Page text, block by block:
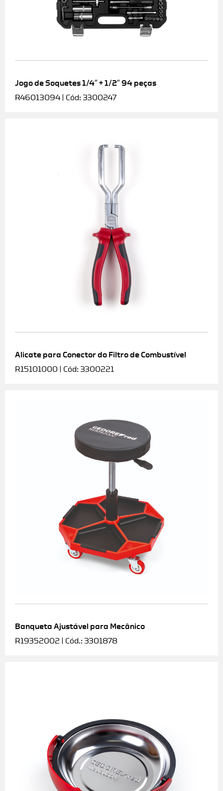
Jogo de Soquetes 1/4″ + 1/2″ 94 peças
R46013094 | Cód: 3300247
Alicate para Conector do Filtro de Combustível
R15101000 | Cód: 3300221
Banqueta Ajustável para Mecânico
R19352002 | Cód.: 3301878